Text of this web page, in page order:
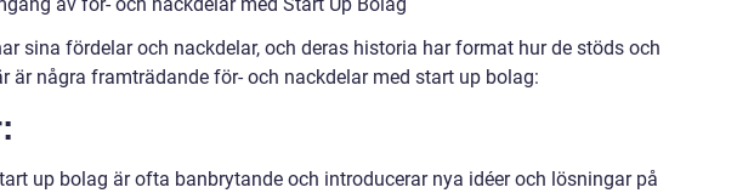
av för- och nackdelar med Start Up Bolag
sina fördelar och nackdelar, och deras historia har format hur de stöds och
är några framträdande för- och nackdelar med start up bolag:
up bolag är ofta banbrytande och introducerar nya idéer och lösningar på